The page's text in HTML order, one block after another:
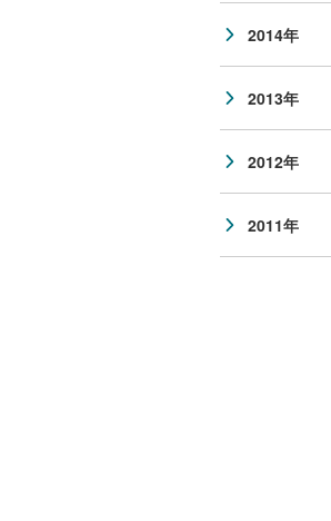
2014年
2013年
2012年
2011年